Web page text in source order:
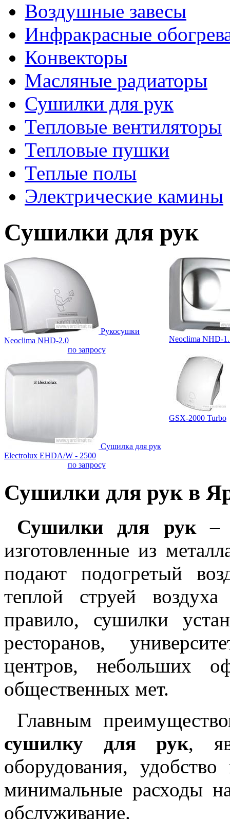
Воздушные завесы
Инфракрасные
Конвекторы
Масляные радиаторы
Сушилки для рук
Тепловые вентиляторы
Тепловые пушки
Теплые полы
Электрические камины
Сушилки для рук
Рукосушки
Neoclima NHD-2.0
по запросу
Neoclima NHD-
Cушилка для рук
Electrolux EHDA/W - 2500
по запросу
GSX-2000 Turbo
Сушилки для рук в
Сушилки для рук–
изготовленные из
подают подогретый
теплой струей
правило, сушилки
ресторанов,
центров, небольших
общественных мет.
Главным
сушилку для рук,
оборудования,
минимальные расходы
обслуживание.